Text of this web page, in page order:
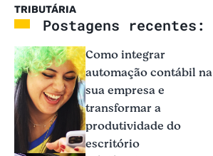
TRIBUTÁRIA
Postagens recentes:
Como integrar
automação contábil na
sua empresa e
transformar a
produtividade do
escritório